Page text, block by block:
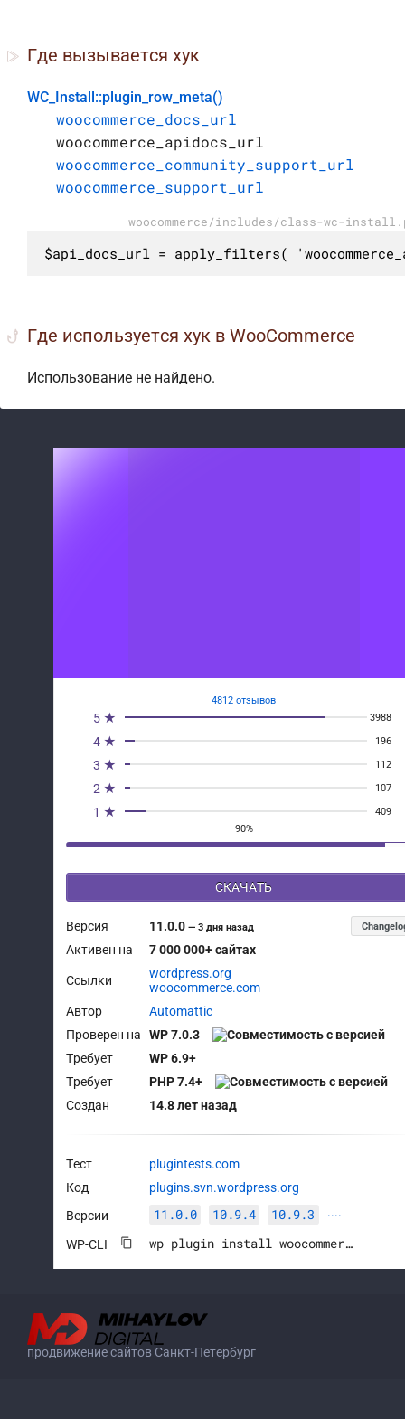
Где вызывается хук
WC_Install::plugin_row_meta()
woocommerce_docs_url
woocommerce_apidocs_url
woocommerce_community_support_url
woocommerce_support_url
woocommerce/includes/class-wc-
$api_docs_url = apply_filters(
Где используется хук в WooCommerce
Использование не найдено.
4812 отзывов
5 ★ 3988
4 ★ 196
3 ★ 112
2 ★ 107
1 ★
409
90%
СКАЧАТЬ
Версия 11.0.0—3 дня назад
Активен на 7 000 000+ сайтах
Ссылки
wordpress.org
woocommerce.com
Автор
Automattic
Проверен на
WP 7.0.3
Требует
WP 6.9+
Требует
PHP 7.4+
Создан
14.8 лет назад
Тест
plugintests.com
Код
plugins.svn.wordpress.org
Версии
11.0.0 10.9.4 10.9.3 ····
WP-CLI wp plugin install woocommerce --activate
продвижение сайтов Санкт-Петербург